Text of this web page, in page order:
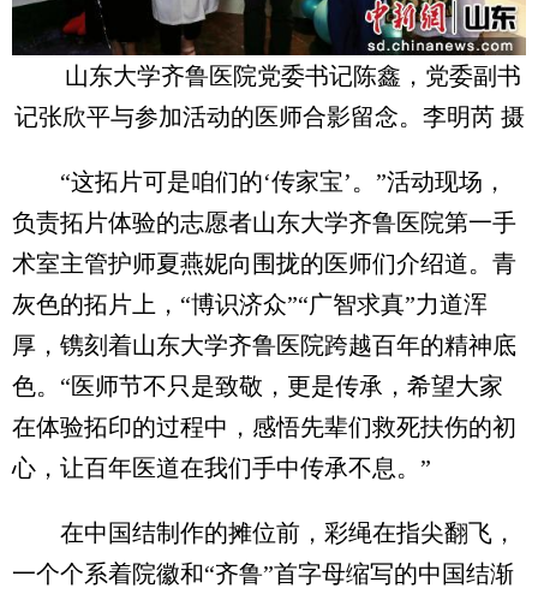
山东大学齐鲁医院党委书记陈鑫，党委副书
记张欣平与参加活动的医师合影留念。李明芮 摄
“这拓片可是咱们的‘传家宝’。”活动现场，
负责拓片体验的志愿者山东大学齐鲁医院第一手
术室主管护师夏燕妮向围拢的医师们介绍道。青
灰色的拓片上，“博识济众”“广智求真”力道浑
厚，镌刻着山东大学齐鲁医院跨越百年的精神底
色。“医师节不只是致敬，更是传承，希望大家
在体验拓印的过程中，感悟先辈们救死扶伤的初
心，让百年医道在我们手中传承不息。”
在中国结制作的摊位前，彩绳在指尖翻飞，
一个个系着院徽和“齐鲁”首字母缩写的中国结渐